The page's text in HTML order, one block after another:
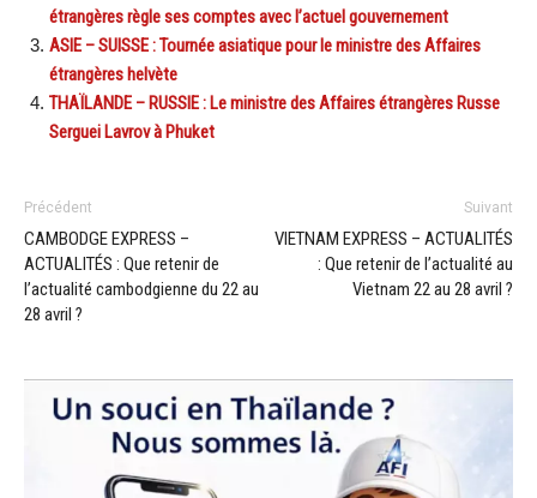
étrangères règle ses comptes avec l’actuel gouvernement
ASIE – SUISSE : Tournée asiatique pour le ministre des Affaires
étrangères helvète
THAÏLANDE – RUSSIE : Le ministre des Affaires étrangères Russe
Serguei Lavrov à Phuket
Précédent
CAMBODGE EXPRESS –
ACTUALITÉS : Que retenir de
l’actualité cambodgienne du 22 au
28 avril ?
Suivant
VIETNAM EXPRESS – ACTUALITÉS
: Que retenir de l’actualité au
Vietnam 22 au 28 avril ?